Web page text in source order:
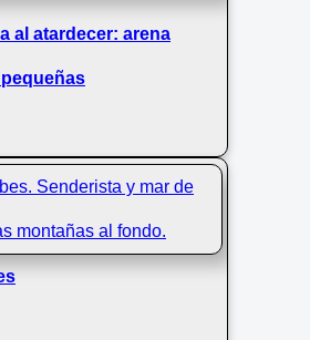
al atardecer: arena